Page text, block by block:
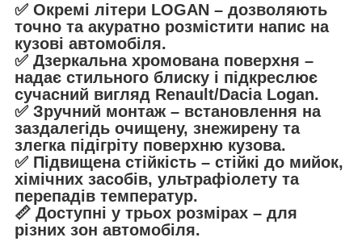
✅ Окремі літери LOGAN – дозволяють
точно та акуратно розмістити напис на
кузові автомобіля.
✅ Дзеркальна хромована поверхня –
надає стильного блиску і підкреслює
сучасний вигляд Renault/Dacia Logan.
✅ Зручний монтаж – встановлення на
заздалегідь очищену, знежирену та
злегка підігріту поверхню кузова.
✅ Підвищена стійкість – стійкі до мийок,
хімічних засобів, ультрафіолету та
перепадів температур.
📏 Доступні у трьох розмірах – для
різних зон автомобіля.